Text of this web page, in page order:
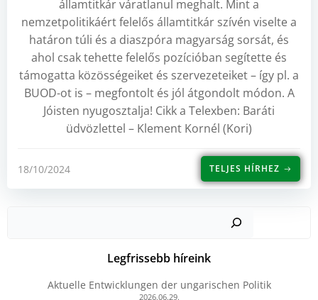
államtitkár váratlanul meghalt. Mint a
nemzetpolitikáért felelős államtitkár szívén viselte a
határon túli és a diaszpóra magyarság sorsát, és
ahol csak tehette felelős pozícióban segítette és
támogatta közösségeiket és szervezeteiket – így pl. a
BUOD-ot is – megfontolt és jól átgondolt módon. A
Jóisten nyugosztalja! Cikk a Telexben: Baráti
üdvözlettel – Klement Kornél (Kori)
18/10/2024 TELJES HÍRHEZ
Legfrissebb híreink
Aktuelle Entwicklungen der ungarischen Politik
2026.06.29.